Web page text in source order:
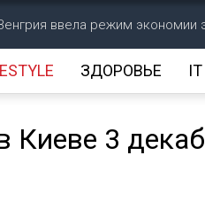
ввела режим экономии
ЗДОРОВЬЕ IT
Киеве 3